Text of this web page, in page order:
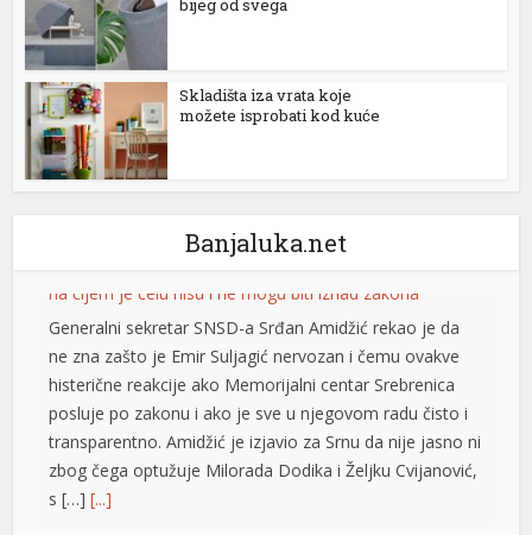
bijeg od svega
Skladišta iza vrata koje
možete isprobati kod kuće
Banjaluka.net
Decenija na Interpolovoj listi: Gdje se krije fatalna
BANjALUKA – Punih deset godina na
Interpolovoj crvenoj listi nalazi se
Slobodanka Tošić Boba, osoba zbog koje
su u ratu već dvije decenije Darko Elez i
Đorđe Ždrale, vođe kriminalnih grupa iz Istočnog